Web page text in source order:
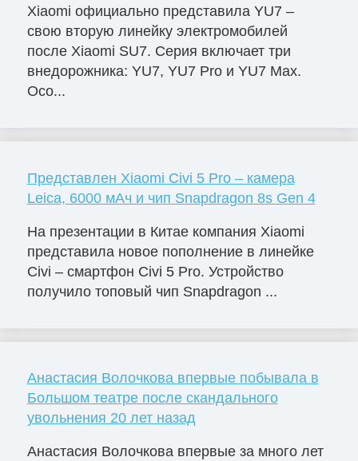
Xiaomi официально представила YU7 –
свою вторую линейку электромобилей
после Xiaomi SU7. Серия включает три
внедорожника: YU7, YU7 Pro и YU7 Max.
Осо...
Представлен Xiaomi Civi 5 Pro – камера
Leica, 6000 мАч и чип Snapdragon 8s Gen 4
На презентации в Китае компания Xiaomi
представила новое пополнение в линейке
Civi – смартфон Civi 5 Pro. Устройство
получило топовый чип Snapdragon ...
Анастасия Волочкова впервые побывала в
Большом театре после скандального
увольнения 20 лет назад
Анастасия Волочкова впервые за много лет